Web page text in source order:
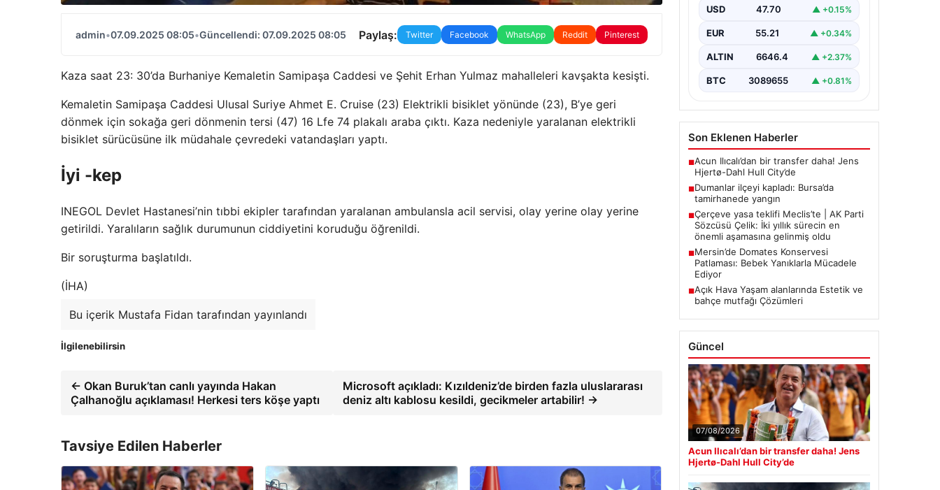
admin•07.09.2025 08:05•Güncellendi: 07.09.2025 08:05 Paylaş: Twitter Facebook WhatsApp Reddit Pinterest
Kaza saat 23: 30’da Burhaniye Kemaletin Samipaşa Caddesi ve Şehit Erhan Yulmaz mahalleleri kavşakta kesişti.
Kemaletin Samipaşa Caddesi Ulusal Suriye Ahmet E. Cruise (23) Elektrikli bisiklet yönünde (23), B’ye geri
dönmek için sokağa geri dönmenin tersi (47) 16 Lfe 74 plakalı araba çıktı. Kaza nedeniyle yaralanan elektrikli
bisiklet sürücüsüne ilk müdahale çevredeki vatandaşları yaptı.
İyi -kep
INEGOL Devlet Hastanesi’nin tıbbi ekipler tarafından yaralanan ambulansla acil servisi, olay yerine olay yerine
getirildi. Yaralıların sağlık durumunun ciddiyetini koruduğu öğrenildi.
Bir soruşturma başlatıldı.
(İHA)
Bu içerik Mustafa Fidan tarafından yayınlandı
İlgilenebilirsin
← Okan Buruk’tan canlı yayında Hakan
Çalhanoğlu açıklaması! Herkesi ters köşe yaptı
Microsoft açıkladı: Kızıldeniz’de birden fazla uluslararası
deniz altı kablosu kesildi, gecikmeler artabilir! →
Tavsiye Edilen Haberler
USD 47.70 ▲ +0.15%
EUR 55.21 ▲ +0.34%
ALTIN 6646.4 ▲ +2.37%
BTC 3089655 ▲ +0.81%
Son Eklenen Haberler
■Acun Ilıcalı’dan bir transfer daha! Jens
Hjertø-Dahl Hull City’de
■Dumanlar ilçeyi kapladı: Bursa’da
tamirhanede yangın
■Çerçeve yasa teklifi Meclis’te | AK Parti
Sözcüsü Çelik: İki yıllık sürecin en
önemli aşamasına gelinmiş oldu
■Mersin’de Domates Konservesi
Patlaması: Bebek Yanıklarla Mücadele
Ediyor
■Açık Hava Yaşam alanlarında Estetik ve
bahçe mutfağı Çözümleri
Güncel
07/08/2026
Acun Ilıcalı’dan bir transfer daha! Jens
Hjertø-Dahl Hull City’de